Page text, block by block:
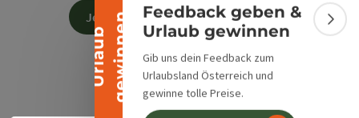
U
r
l
a
u
b
g
e
w
i
n
n
en
Feedback geben &
Urlaub gewinnen
Gib uns dein Feedback zum
Urlaubsland Österreich und
gewinne tolle Preise.
Jetzt alle Filter zurücksetzen